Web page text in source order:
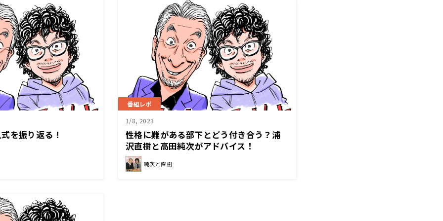
を振り返る！
番組レポ
1/8, 2023
性格に難がある部下とどう付き合う？浦
沢直樹と高田純次がアドバイス！
純次と直樹